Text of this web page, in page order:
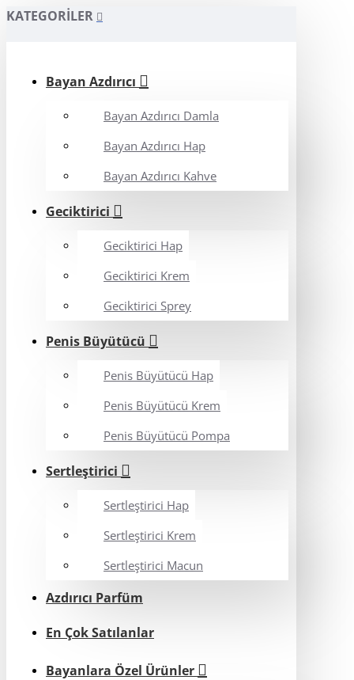
KATEGORILER
Bayan Azdırıcı
Bayan Azdırıcı Damla
Bayan Azdırıcı Hap
Bayan Azdırıcı Kahve
Geciktirici
Geciktirici Hap
Geciktirici Krem
Geciktirici Sprey
Penis Büyütücü
Penis Büyütücü Hap
Penis Büyütücü Krem
Penis Büyütücü Pompa
Sertleştirici
Sertleştirici Hap
Sertleştirici Krem
Sertleştirici Macun
Azdırıcı Parfüm
En Çok Satılanlar
Bayanlara Özel Ürünler